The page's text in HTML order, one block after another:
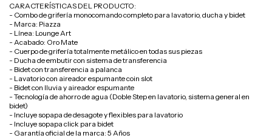
CARACTERÍSTICAS DEL PRODUCTO:
- Combo de grifería monocomando completo para lavatorio, ducha y bidet
- Marca: Piazza
- Línea: Lounge Art
- Acabado: Oro Mate
- Cuerpo de grifería totalmente metálico en todas sus piezas
- Ducha de embutir con sistema de transferencia
- Bidet con transferencia a palanca
- Lavatorio con aireador espumante coin slot
- Bidet con lluvia y aireador espumante
- Tecnología de ahorro de agua (Doble Step en lavatorio, sistema general en
bidet)
- Incluye sopapa de desagote y flexibles para lavatorio
- Incluye sopapa click para bidet
- Garantía oficial de la marca: 5 Años